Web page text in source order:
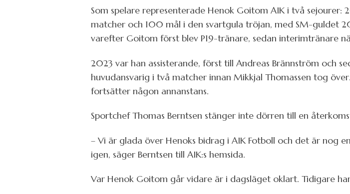
Som spelare representerade Henok Goitom AIK i två sejourer:
matcher och 100 mål i den svartgula tröjan, med SM-guldet
varefter Goitom först blev P19-tränare, sedan interimtränare
2023 var han assisterande, först till Andreas Brännström och
huvudansvarig i två matcher innan Mikkjal Thomassen tog
fortsätter någon annanstans.
Sportchef Thomas Berntsen stänger inte dörren till en
– Vi är glada över Henoks bidrag i AIK Fotboll och det är nog
igen, säger Berntsen till AIK:s hemsida.
Var Henok Goitom går vidare är i dagsläget oklart. Tidigare